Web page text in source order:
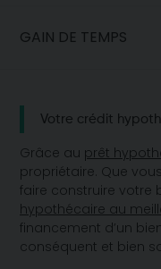
GAIN DE TEMPS
Votre crédit
Grâce au prêt
propriétaire. Que
faire construire votre
hypothécaire au
financement d’un
conséquent et bien